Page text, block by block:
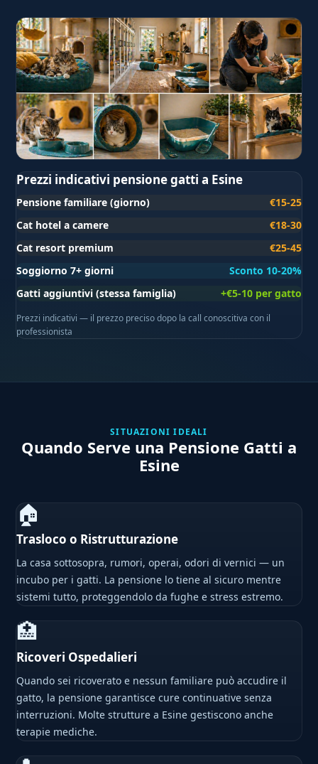
Prezzi indicativi pensione gatti a Esine
Pensione familiare (giorno)
€15-25
Cat hotel a camere
€18-30
Cat resort premium
€25-45
Soggiorno 7+ giorni
Sconto 10-20%
Gatti aggiuntivi (stessa famiglia)
+€5-10 per gatto
Prezzi indicativi — il prezzo preciso dopo la call conoscitiva con il
professionista
SITUAZIONI IDEALI
Quando Serve una Pensione Gatti a
Esine
🏠
Trasloco o Ristrutturazione
La casa sottosopra, rumori, operai, odori di vernici — un
incubo per i gatti. La pensione lo tiene al sicuro mentre
sistemi tutto, proteggendolo da fughe e stress estremo.
🏥
Ricoveri Ospedalieri
Quando sei ricoverato e nessun familiare può accudire il
gatto, la pensione garantisce cure continuative senza
interruzioni. Molte strutture a Esine gestiscono anche
terapie mediche.